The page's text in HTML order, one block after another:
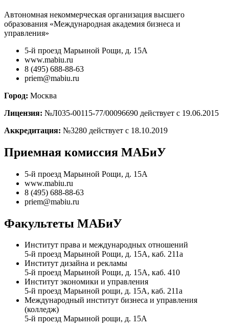
Автономная некоммерческая организация высшего
образования «Международная академия бизнеса и
управления»
5-й проезд Марьиной Рощи, д. 15А
www.mabiu.ru
8 (495) 688-88-63
priem@mabiu.ru
Город: Москва
Лицензия: №Л035-00115-77/00096690 действует с 19.06.2015
Аккредитация: №3280 действует с 18.10.2019
Приемная комиссия МАБиУ
5-й проезд Марьиной Рощи, д. 15А
www.mabiu.ru
8 (495) 688-88-63
priem@mabiu.ru
Факультеты МАБиУ
Институт права и международных отношений
5-й проезд Марьиной Рощи, д. 15А, каб. 211а
Институт дизайна и рекламы
5-й проезд Марьиной Рощи, д. 15А, каб. 410
Институт экономики и управления
5-й проезд Марьиной рощи, д. 15А, каб. 211а
Международный институт бизнеса и управления
(колледж)
5-й проезд Марьиной рощи, д. 15А